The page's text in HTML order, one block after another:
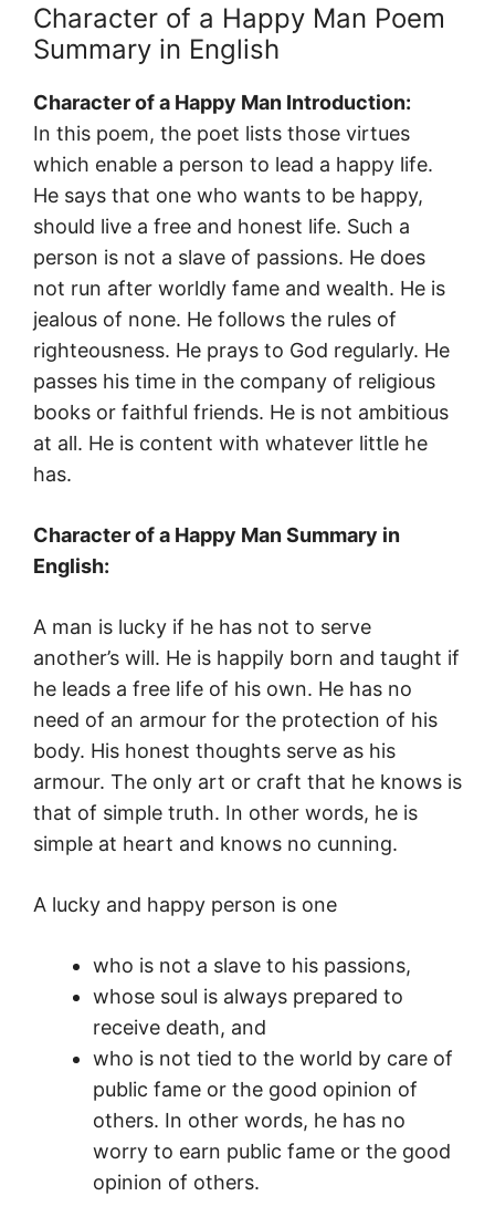
Character of a Happy Man Poem
Summary in English
Character of a Happy Man Introduction:
In this poem, the poet lists those virtues
which enable a person to lead a happy life.
He says that one who wants to be happy,
should live a free and honest life. Such a
person is not a slave of passions. He does
not run after worldly fame and wealth. He is
jealous of none. He follows the rules of
righteousness. He prays to God regularly. He
passes his time in the company of religious
books or faithful friends. He is not ambitious
at all. He is content with whatever little he
has.
Character of a Happy Man Summary in
English:
A man is lucky if he has not to serve
another’s will. He is happily born and taught if
he leads a free life of his own. He has no
need of an armour for the protection of his
body. His honest thoughts serve as his
armour. The only art or craft that he knows is
that of simple truth. In other words, he is
simple at heart and knows no cunning.
A lucky and happy person is one
who is not a slave to his passions,
whose soul is always prepared to
receive death, and
who is not tied to the world by care of
public fame or the good opinion of
others. In other words, he has no
worry to earn public fame or the good
opinion of others.